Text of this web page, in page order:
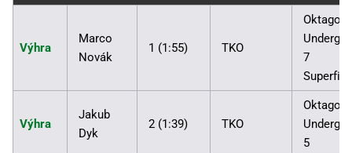
Výhra
Marco
Novák
1 (1:55) TKO
Oktagon
7
Výhra
Jakub
Dyk
2 (1:39) TKO
Oktagon
5